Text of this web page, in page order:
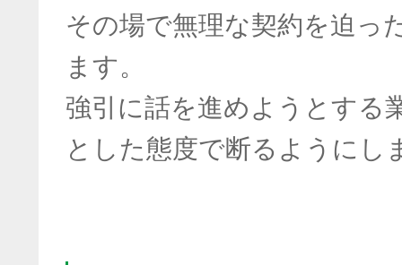
その場で無理な契約を迫っ
ます。
強引に話を進めようとする
とした態度で断るようにし